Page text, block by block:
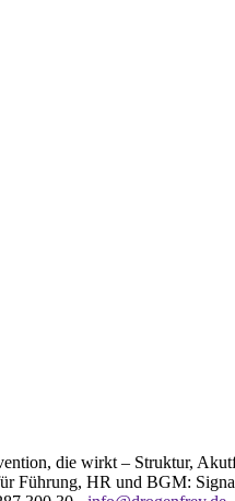
die wirkt – Struktur,
Führung, HR und BGM: